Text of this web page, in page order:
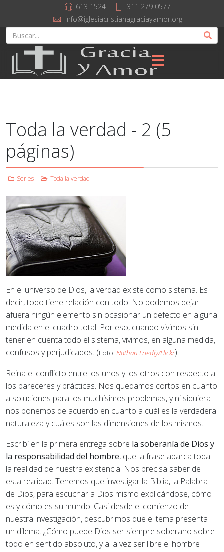
613 1524
311 279 0577
info@iglesiacristianagraciayamor.org
Toda la verdad - 2 (5
páginas)
Series Toda la verdad
En el universo de Dios, la verdad existe como sistema. Es
decir, todo tiene relación con todo. No podemos dejar
afuera ningún elemento sin ocasionar un defecto en alguna
medida en el cuadro total. Por eso, cuando vivimos sin
tener en cuenta todo el sistema, vivimos, en alguna medida,
confusos y perjudicados. (Foto: Nathan Friedly/Flickr)
Reina el conflicto entre los unos y los otros con respecto a
los pareceres y prácticas. Nos quedamos cortos en cuanto
a soluciones para los muchísimos problemas, y ni siquiera
nos ponemos de acuerdo en cuanto a cuál es la verdadera
naturaleza y cuáles son las dimensiones de los mismos.
Escribí en la primera entrega sobre la soberanía de Dios y
la responsabilidad del hombre, que la frase abarca toda
la realidad de nuestra existencia. Nos precisa saber de
esta realidad. Tenemos que investigar la Biblia, la Palabra
de Dios, para escuchar a Dios mismo explicándose, cómo
es y cómo es su mundo. Casi desde el comienzo de
nuestra investigación, descubrimos que el tema presenta
un dilema. ¿Cómo puede Dios ser siempre soberano sobre
todo en sentido absoluto, y a la vez ser libre el hombre